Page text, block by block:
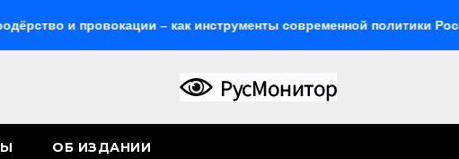
провокации – как инструменты современной политики России
ОБ ИЗДАНИИ